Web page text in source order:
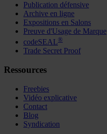
Publication défensive
Archive en ligne
Expositions en Salons
Preuve d'Usage de Marque
codeSEAL®
Trade Secret Proof
Ressources
Freebies
Vidéo explicative
Contact
Blog
Syndication